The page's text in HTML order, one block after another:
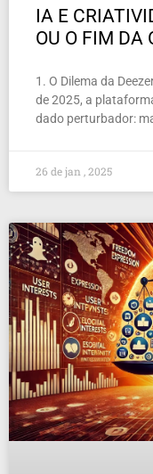
IA E
OU O FIM DA
1. O Dilema da
de 2025, a
dado perturbador:
26 de jan , 2025